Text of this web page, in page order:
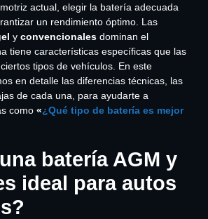
actual, elegir la batería adecuada
un rendimiento óptimo. Las
y convencionalesdominan el
tiene características específicas que las
tipos de vehículos. En este
en detalle las diferencias técnicas, las
de cada una, para ayudarte a
como «¿Qué tipo de batería es mejor
batería AGM y
ideal para autos